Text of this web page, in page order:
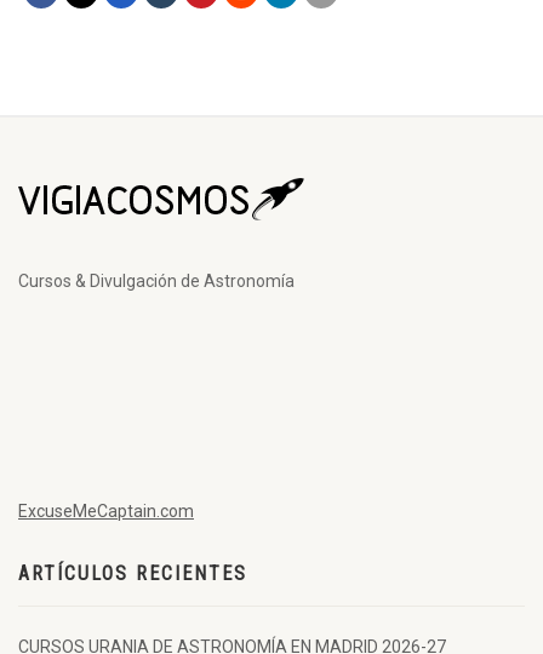
Cursos & Divulgación de Astronomía
ExcuseMeCaptain.com
ARTÍCULOS RECIENTES
CURSOS URANIA DE ASTRONOMÍA EN MADRID 2026-27